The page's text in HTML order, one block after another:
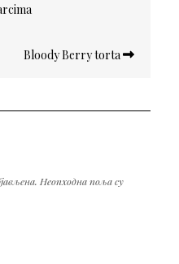
Bloody Berry torta
Неопходна поља су